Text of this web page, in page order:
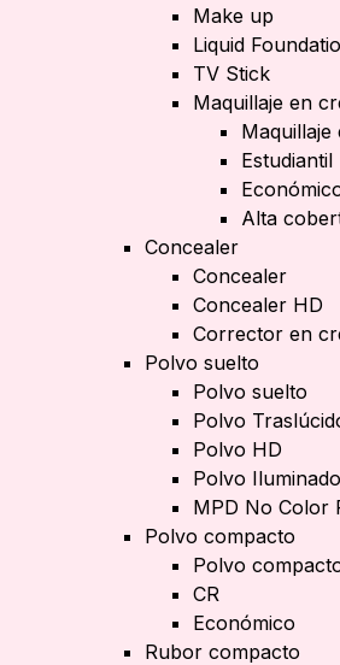
Make up
Liquid
TV Stick
Maquillaje en
Maquillaje
Estudiantil
Alta
Concealer
Concealer
Concealer HD
Corrector en
Polvo suelto
Polvo suelto
Polvo
Polvo HD
Polvo
MPD No Color
Polvo compacto
Polvo
CR
Económico
Rubor compacto